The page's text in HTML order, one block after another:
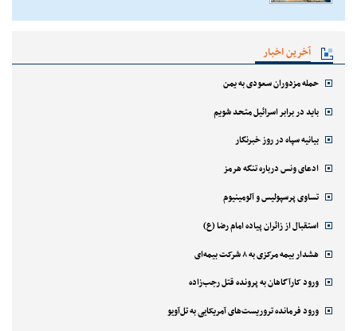
آخرین اخبار
حمله مزدوران سعودی به یمن
باید در برابر اسرائیل متحد شویم
بیانیه سپاه در روز خبرنگار
ادعای ونس درباره تنگه هرمز
تساوی پرسپولیس و آلومینیوم
استقبال از زائران پیاده امام رضا (ع)
هشدار بیمه مرکزی به ۸ شرکت بیمه‌ای
ورود کارآگاهان به پرونده قتل رجب‌زاده
ورود فرمانده تروریست‌های آمریکایی به تل‌آویو